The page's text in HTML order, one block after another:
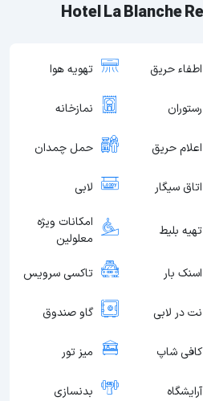
اطفاء حریق تهویه هوا
رستوران نمازخانه
اعلام حریق حمل چمدان
اتاق سیگار لابی
تهیه بلیط
امکانات ویژه
معلولین
اسنک بار تاکسی سرویس
نت در لابی گاو صندوق
کافی شاپ میز تور
آرایشگاه بدنسازی